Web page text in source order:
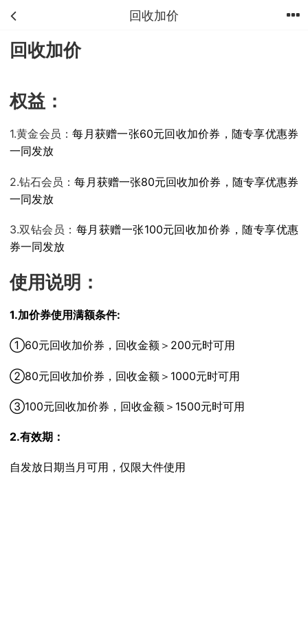
回收加价
回收加价
权益 ：
1.黄金会员：每月获赠一张60元回收加价券，随专享优惠券
一同发放
2.钻石会员：每月获赠一张80元回收加价券，随专享优惠券
一同发放
3.双钻会员： 每月获赠一张100元回收加价券，随专享优惠
券一同发放
使用说明：
1.加价券使用满额条件:
①60元回收加价券，回收金额＞200元时可用
②80元回收加价券，回收金额＞1000元时可用
③100元回收加价券，回收金额＞1500元时可用
2.有效期：
自发放日期当月可用，仅限大件使用